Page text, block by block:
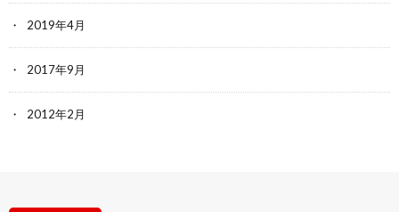
2019年4月
2017年9月
2012年2月